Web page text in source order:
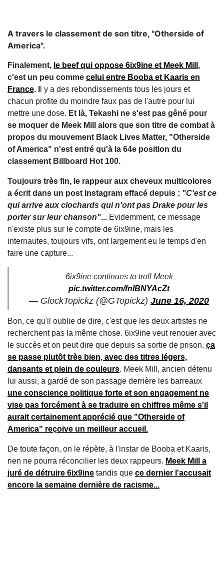
A travers le classement de son titre, "Otherside of
America".
Finalement, le beef qui oppose 6ix9ine et Meek Mill ,
c'est un peu comme celui entre Booba et Kaaris en
France. I
l y a des rebondissements tous les jours et
chacun profite du moindre faux pas de l'autre pour lui
mettre une dose. Et là, Tekashi ne s'est pas gêné pour
se moquer de Meek Mill alors que son titre de combat à
propos du mouvement Black Lives Matter, "Otherside
of America" n'est entré qu'à la 64e position du
classement Billboard Hot 100.
Toujours très fin, le rappeur aux cheveux multicolores
a écrit dans un post Instagram effacé depuis : "C'est ce
qui arrive aux clochards qui n'ont pas Drake pour les
porter sur leur chanson"... Evidemment, ce message
n'existe plus sur le compte de 6ix9ine, mais les
internautes, toujours vifs, ont largement eu le temps d'en
faire une capture...
6ix9ine continues to troll Meek
pic.twitter.com/fnlBNYAcZt
— GlockTopickz (@GTopickz) June 16, 2020
Bon, ce qu'il oublie de dire, c'est que les deux artistes ne
recherchent pas la même chose. 6ix9ine veut renouer avec
le succès et on peut dire que depuis sa sortie de prison, ça
se passe plutôt très bien, avec des titres légers,
dansants et plein de couleurs. Meek Mill, ancien détenu
lui aussi, a gardé de son passage derrière les barreaux
une conscience politique forte et son engagement ne
vise pas forcément à se traduire en chiffres même s'il
aurait certainement apprécié que "Otherside of
America" reçoive un meilleur accueil.
De toute façon, on le répète, à l'instar de Booba et Kaaris,
rien ne pourra réconcilier les deux rappeurs. Meek Mill a
juré de détruire 6ix9ine tandis que ce dernier l'accusait
encore la semaine dernière de racisme...